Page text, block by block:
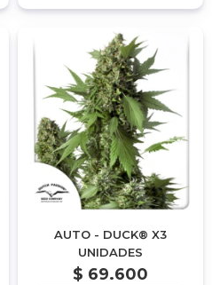
AUTO - DUCK® X3
UNIDADES
$ 69.600